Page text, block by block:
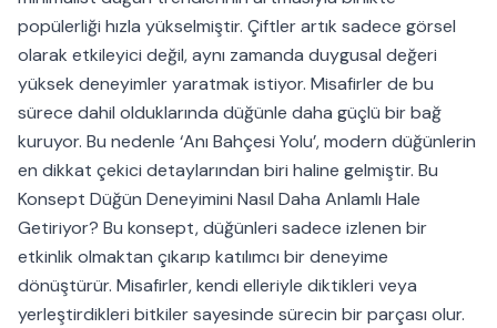
popülerliği hızla yükselmiştir. Çiftler artık sadece görsel
olarak etkileyici değil, aynı zamanda duygusal değeri
yüksek deneyimler yaratmak istiyor. Misafirler de bu
sürece dahil olduklarında düğünle daha güçlü bir bağ
kuruyor. Bu nedenle ‘Anı Bahçesi Yolu’, modern düğünlerin
en dikkat çekici detaylarından biri haline gelmiştir. Bu
Konsept Düğün Deneyimini Nasıl Daha Anlamlı Hale
Getiriyor? Bu konsept, düğünleri sadece izlenen bir
etkinlik olmaktan çıkarıp katılımcı bir deneyime
dönüştürür. Misafirler, kendi elleriyle diktikleri veya
yerleştirdikleri bitkiler sayesinde sürecin bir parçası olur.